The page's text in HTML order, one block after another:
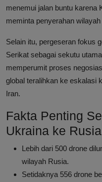
menemui jalan buntu karena
meminta penyerahan
Selain itu, pergeseran fokus
Serikat sebagai sekutu
memperumit proses
global teralihkan ke eskalasi
Iran.
Fakta Penting
Ukraina ke Rusia
Lebih dari 500 drone
wilayah Rusia.
Setidaknya 556 drone